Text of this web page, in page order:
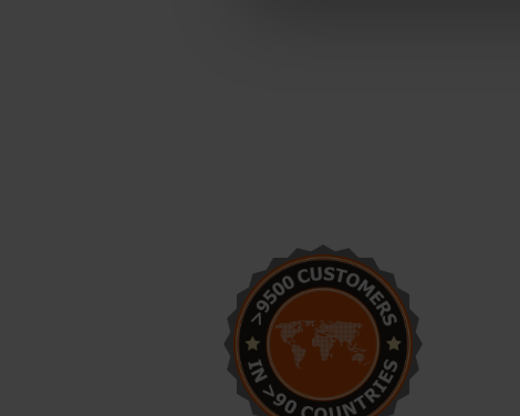
Produktion von
Betonblöcken. Mit den
Formen von Betonblock sind
wir bestens vorbereitet.
Anton Koelma